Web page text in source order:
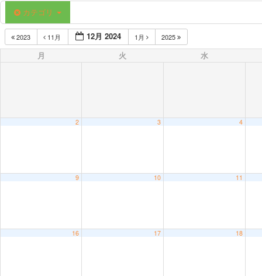
カテゴリ
2023 11月 12月 2024 1月 2025
月 火 水
2 3 4
9 10 11
16 17 18